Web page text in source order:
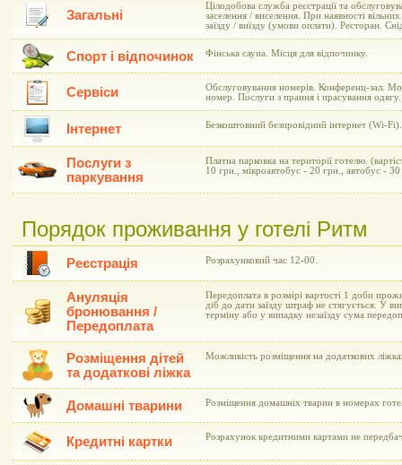
Загальні
Цілодобова служба реєстрації та
заселення / виселення. При наявності
заїзду / виїзду (умови оплати). Ресторан.
Спорт і відпочинок Фінська сауна. Місця для відпочинку.
Сервіси
Обслуговування номерів. Конференц-зал.
номер. Послуги з прання і прасування
Інтернет Безкоштовний безпровідний інтернет (Wi-Fi).
Послуги з
паркування
Платна парковка на території готелю.
10 грн., мікроавтобус - 20 грн., автобус -
Порядок проживання у готелі Ритм
Реєстрація Розрахунковий час 12-00.
Ануляція
бронювання /
Передоплата
Передоплата в розмірі вартості 1 доби
діб до дати заїзду штраф не стягується. У
терміну або у випадку незаїзду сума
Розміщення дітей
та додаткові ліжка
Можливість розміщення на додаткових
Домашні тварини Розміщення домашніх тварин в номерах
Кредитні картки Розрахунок кредитними картами не